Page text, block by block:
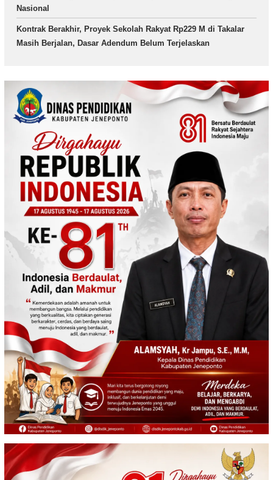
Nasional
Kontrak Berakhir, Proyek Sekolah Rakyat Rp229 M di Takalar
Masih Berjalan, Dasar Adendum Belum Terjelaskan